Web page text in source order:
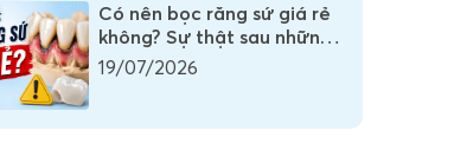
Có nên bọc răng sứ giá rẻ
không? Sự thật sau những
chiếc răng sứ có giá vài
trăm nghìn
19/07/2026